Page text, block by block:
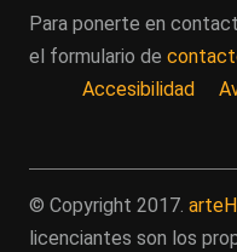
Para ponerte en
el formulario de
Accesibilidad
© Copyright 2017.
licenciantes son los